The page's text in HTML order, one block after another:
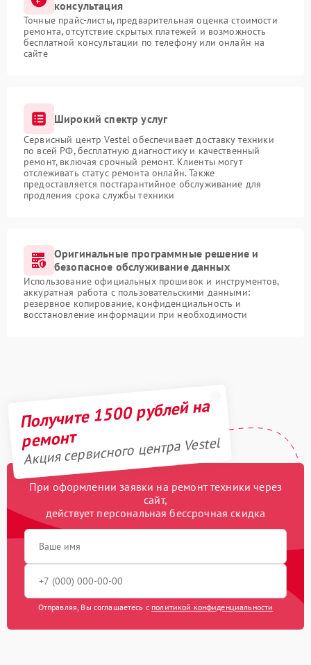
консультация
Точные прайс-листы, предварительная оценка стоимости
ремонта, отсутствие скрытых платежей и возможность
бесплатной консультации по телефону или онлайн на
сайте
Широкий спектр услуг
Сервисный центр Vestel обеспечивает доставку техники
по всей РФ, бесплатную диагностику и качественный
ремонт, включая срочный ремонт. Клиенты могут
отслеживать статус ремонта онлайн. Также
предоставляется постгарантийное обслуживание для
продления срока службы техники
Оригинальные программные решение и
безопасное обслуживание данных
Использование официальных прошивок и инструментов,
аккуратная работа с пользовательскими данными:
резервное копирование, конфиденциальность и
восстановление информации при необходимости
Получите 1500 рублей на
ремонт
Акция сервисного центра Vestel
При оформлении заявки на ремонт техники через
сайт,
действует персональная бессрочная скидка
Отправляя, Вы соглашаетесь с политикой конфиденциальности